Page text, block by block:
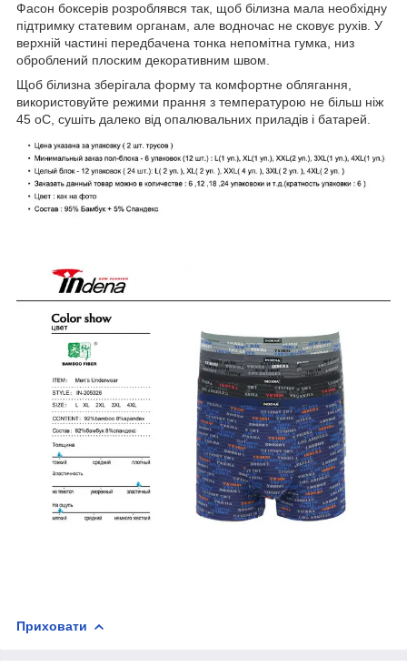
Фасон боксерів розроблявся так, щоб білизна мала необхідну
підтримку статевим органам, але водночас не сковує рухів. У
верхній частині передбачена тонка непомітна гумка, низ
оброблений плоским декоративним швом.
Щоб білизна зберігала форму та комфортне облягання,
використовуйте режими прання з температурою не більш ніж
45 oС, сушіть далеко від опалювальних приладів і батарей.
Приховати